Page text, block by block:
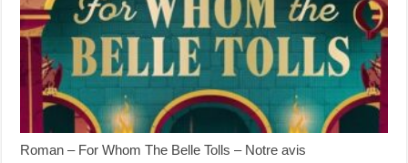
Roman – For Whom The Belle Tolls – Notre avis